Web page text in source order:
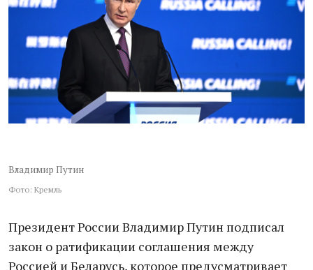
Владимир Путин
Фото: Кремль
Президент России Владимир Путин подписал
закон о ратификации соглашения между
Россией и Беларусь, которое предусматривает